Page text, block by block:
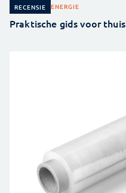
RECENSIE ENERGIE
Praktische gids voor